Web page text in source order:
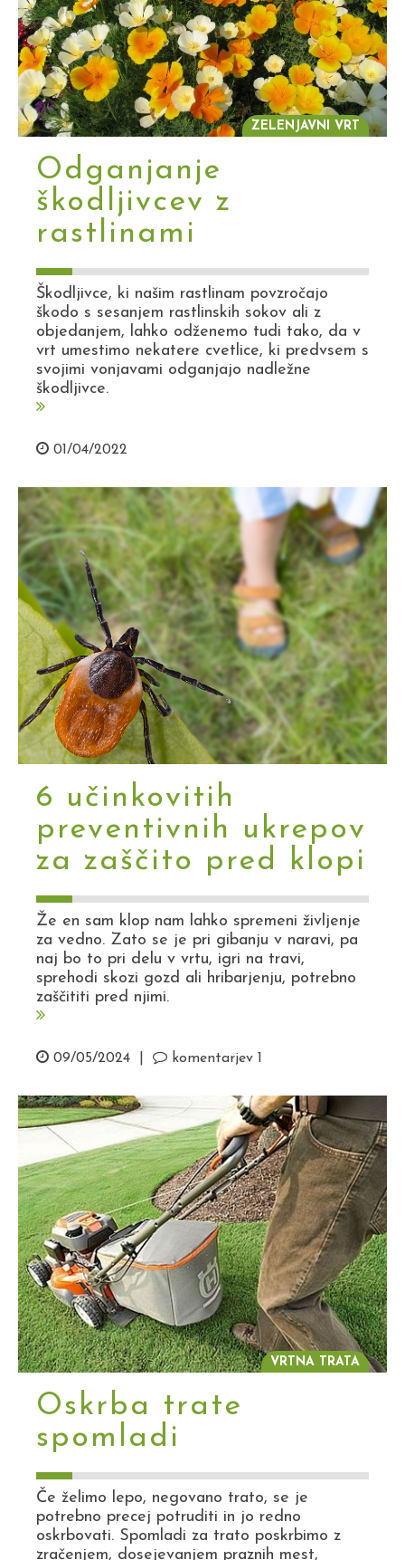
ZELENJAVNI VRT
Odganjanje
škodljivcev z
rastlinami
Škodljivce, ki našim rastlinam povzročajo
škodo s sesanjem rastlinskih sokov ali z
objedanjem, lahko odženemo tudi tako, da v
vrt umestimo nekatere cvetlice, ki predvsem s
svojimi vonjavami odganjajo nadležne
škodljivce.
01/04/2022
6 učinkovitih
preventivnih ukrepov
za zaščito pred klopi
Že en sam klop nam lahko spremeni življenje
za vedno. Zato se je pri gibanju v naravi, pa
naj bo to pri delu v vrtu, igri na travi,
sprehodi skozi gozd ali hribarjenju, potrebno
zaščititi pred njimi.
09/05/2024 komentarjev 1
VRTNA TRATA
Oskrba trate
spomladi
Če želimo lepo, negovano trato, se je
potrebno precej potruditi in jo redno
oskrbovati. Spomladi za trato poskrbimo z
zračenjem, dosejevanjem praznih mest,